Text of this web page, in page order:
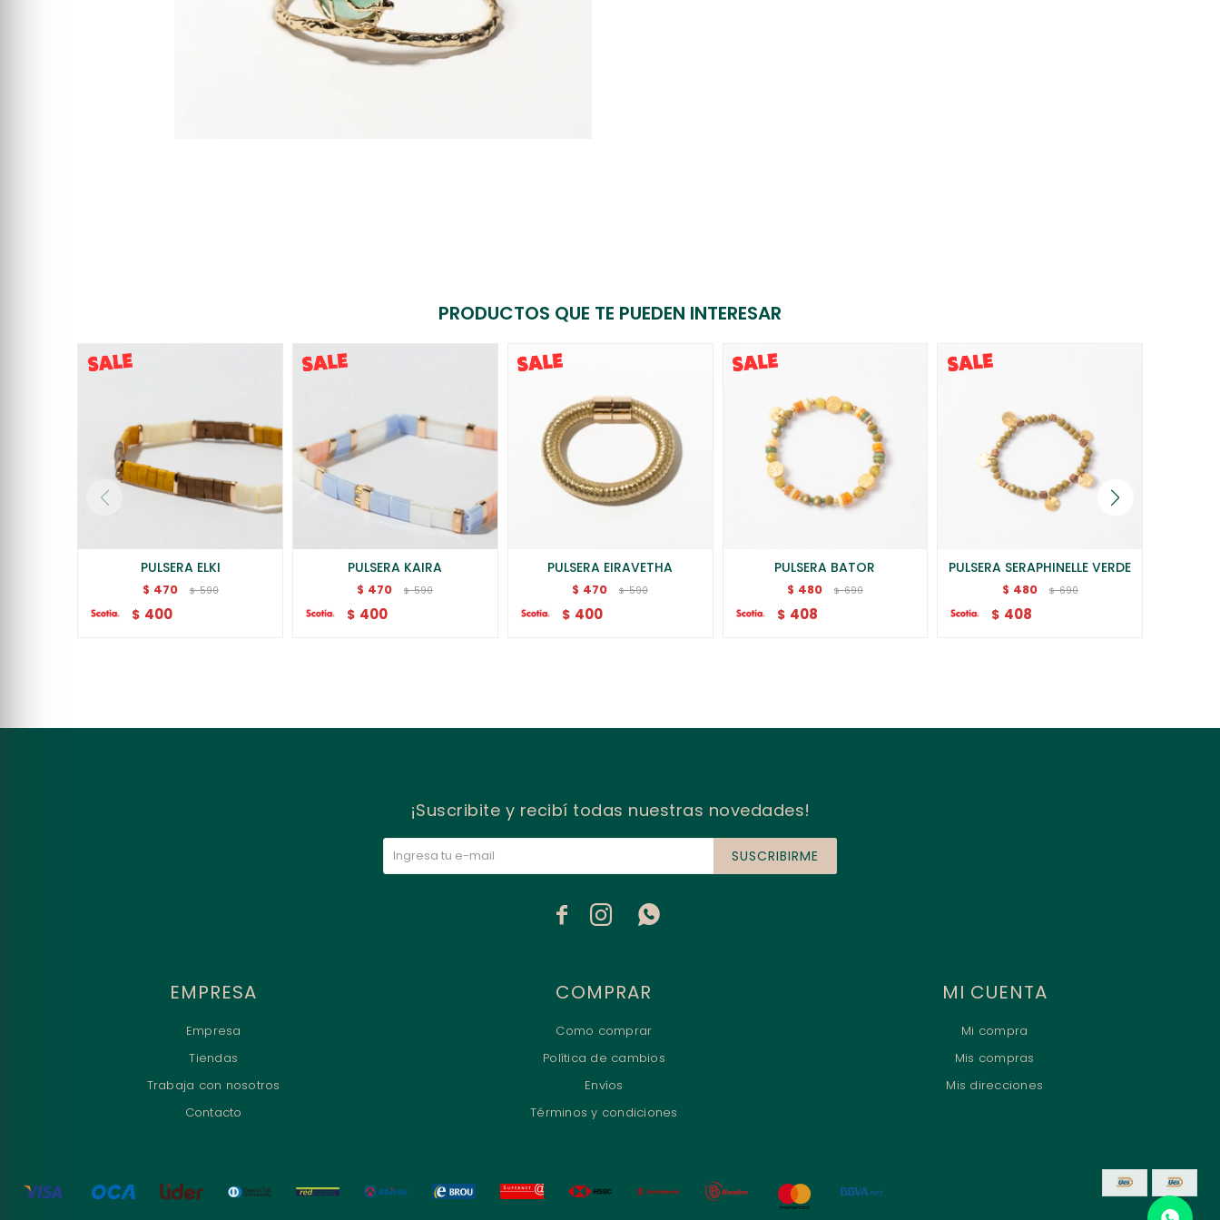
PRODUCTOS QUE TE PUEDEN INTERESAR
PULSERA ELKI
$ 470 $ 590
$ 400
PULSERA KAIRA
$ 470 $ 590
$ 400
PULSERA EIRAVETHA
$ 470 $ 590
$ 400
PULSERA BATOR
$ 480 $ 690
$ 408
PULSERA SERAPHINELLE VERDE
$ 480 $ 690
$ 408
EMPRESA
Empresa
Tiendas
Trabaja con nosotros
Contacto
COMPRAR
Como comprar
Política de cambios
Envíos
Términos y condiciones
MI CUENTA
Mi compra
Mis compras
Mis direcciones
¡Suscribite y recibí todas nuestras novedades!
SUSCRIBIRME
  